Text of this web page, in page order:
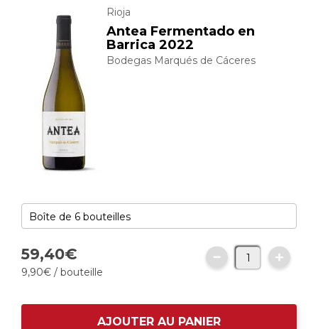
Rioja
Antea Fermentado en
Barrica 2022
Bodegas Marqués de Cáceres
59,40€
9,90€ / bouteille
AJOUTER AU PANIER